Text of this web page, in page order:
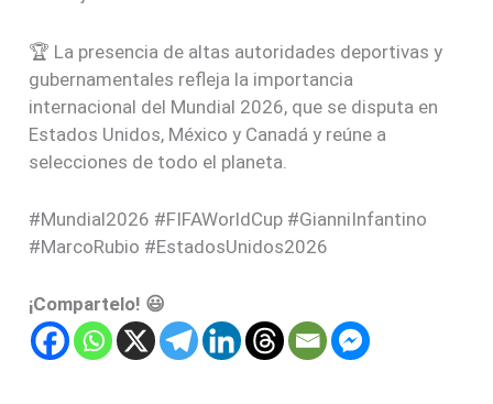
🏆 La presencia de altas autoridades deportivas y
gubernamentales refleja la importancia
internacional del Mundial 2026, que se disputa en
Estados Unidos, México y Canadá y reúne a
selecciones de todo el planeta.
#Mundial2026 #FIFAWorldCup #GianniInfantino
#MarcoRubio #EstadosUnidos2026
¡Compartelo! 😃